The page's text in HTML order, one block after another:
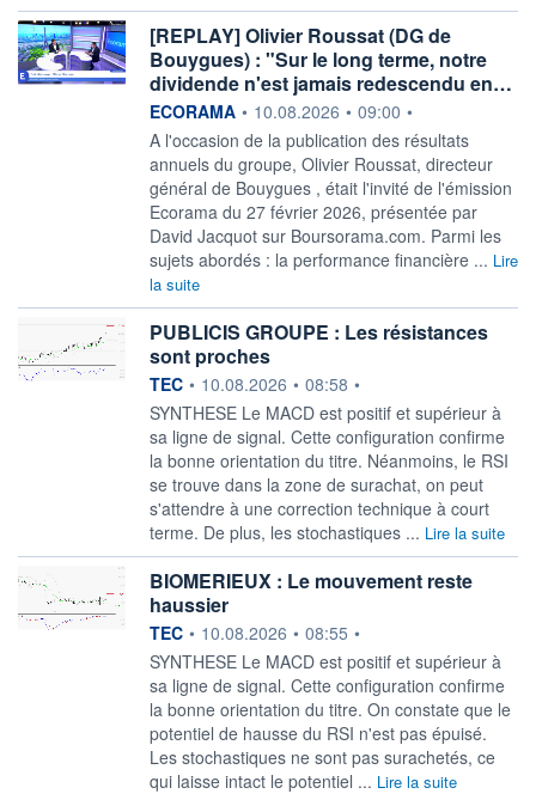
[REPLAY] Olivier Roussat (DG de
Bouygues) : "Sur le long terme, notre
dividende n'est jamais redescendu en…
information fournie par
ECORAMA • 10.08.2026 • 09:00 •
A l'occasion de la publication des résultats
annuels du groupe, Olivier Roussat, directeur
général de Bouygues , était l'invité de l'émission
Ecorama du 27 février 2026, présentée par
David Jacquot sur Boursorama.com. Parmi les
sujets abordés : la performance financière ... Lire
la suite
PUBLICIS GROUPE : Les résistances
sont proches
information fournie par
TEC • 10.08.2026 • 08:58 •
SYNTHESE Le MACD est positif et supérieur à
sa ligne de signal. Cette configuration confirme
la bonne orientation du titre. Néanmoins, le RSI
se trouve dans la zone de surachat, on peut
s'attendre à une correction technique à court
terme. De plus, les stochastiques ... Lire la suite
BIOMERIEUX : Le mouvement reste
haussier
information fournie par
TEC • 10.08.2026 • 08:55 •
SYNTHESE Le MACD est positif et supérieur à
sa ligne de signal. Cette configuration confirme
la bonne orientation du titre. On constate que le
potentiel de hausse du RSI n'est pas épuisé.
Les stochastiques ne sont pas surachetés, ce
qui laisse intact le potentiel ... Lire la suite